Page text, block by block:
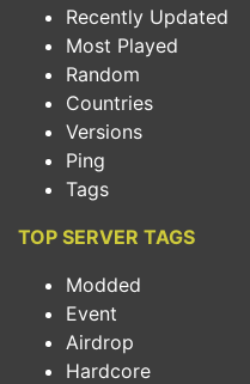
Recently Updated
Most Played
Random
Countries
Versions
Ping
Tags
TOP SERVER TAGS
Modded
Event
Airdrop
Hardcore